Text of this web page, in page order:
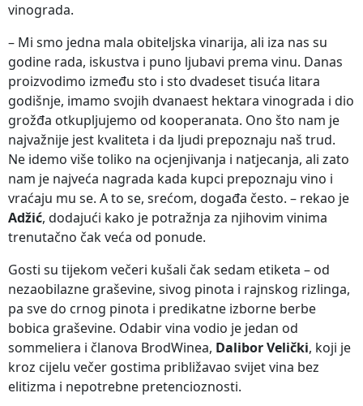
vinograda.
– Mi smo jedna mala obiteljska vinarija, ali iza nas su
godine rada, iskustva i puno ljubavi prema vinu. Danas
proizvodimo između sto i sto dvadeset tisuća litara
godišnje, imamo svojih dvanaest hektara vinograda i dio
grožđa otkupljujemo od kooperanata. Ono što nam je
najvažnije jest kvaliteta i da ljudi prepoznaju naš trud.
Ne idemo više toliko na ocjenjivanja i natjecanja, ali zato
nam je najveća nagrada kada kupci prepoznaju vino i
vraćaju mu se. A to se, srećom, događa često. – rekao je
Adžić, dodajući kako je potražnja za njihovim vinima
trenutačno čak veća od ponude.
Gosti su tijekom večeri kušali čak sedam etiketa – od
nezaobilazne graševine, sivog pinota i rajnskog rizlinga,
pa sve do crnog pinota i predikatne izborne berbe
bobica graševine. Odabir vina vodio je jedan od
sommeliera i članova BrodWinea, Dalibor Velički, koji je
kroz cijelu večer gostima približavao svijet vina bez
elitizma i nepotrebne pretencioznosti.